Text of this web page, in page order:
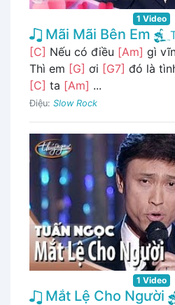
1 Video
Mãi Mãi Bên Em
[C] Nếu có điều [Am] gì
Thì em [G] ơi [G7] đó là
[C] ta [Am] ...
Điệu: Slow Rock
1 Video
Mắt Lệ Cho Người